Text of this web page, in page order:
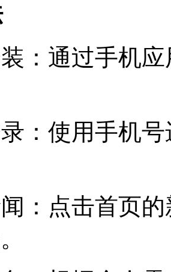
：通过手机
：使用手机
：点击首页